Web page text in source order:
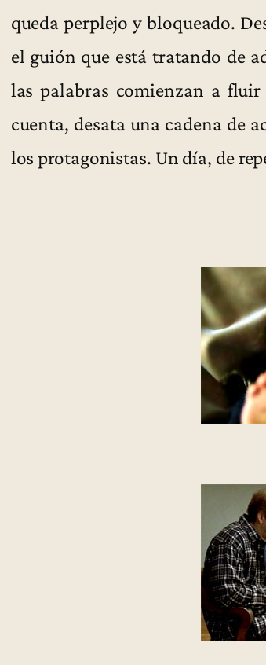
queda perplejo y bloqueado.
el guión que está tratando de
las palabras comienzan a
cuenta, desata una cadena de
los protagonistas. Un día, de